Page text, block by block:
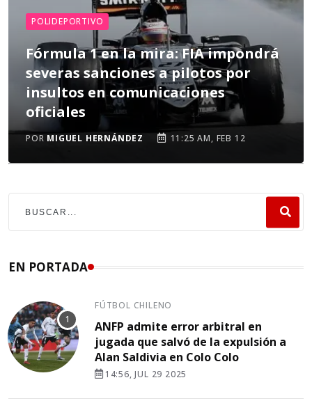
POLIDEPORTIVO
Fórmula 1 en la mira: FIA impondrá
severas sanciones a pilotos por
insultos en comunicaciones
oficiales
POR MIGUEL HERNÁNDEZ 11:25 AM, FEB 12
EN PORTADA
FÚTBOL CHILENO
ANFP admite error arbitral en
jugada que salvó de la expulsión a
Alan Saldivia en Colo Colo
14:56, JUL 29 2025